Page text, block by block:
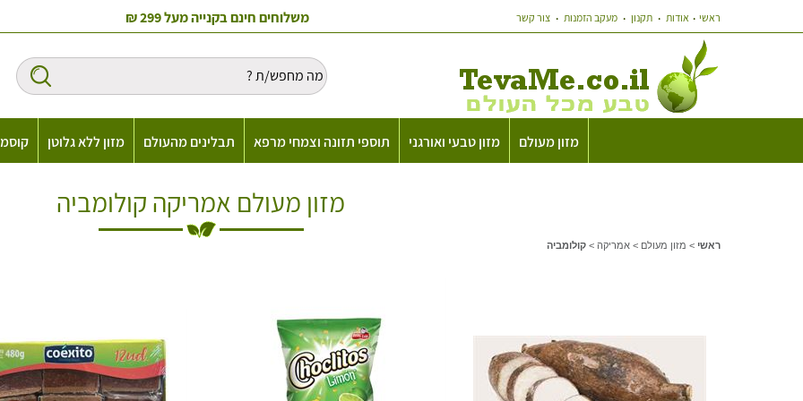
ראשי אודות תקנון מעקב הזמנות צור קשר משלוחים חינם בקנייה מעל 299 ₪
מזון מעולם מזון טבעי ואורגני תוספי תזונה וצמחי מרפא תבלינים מהעולם מזון ללא גלוטן
מזון מעולם אמריקה קולומביה
ראשי > מזון מעולם > אמריקה > קולומביה